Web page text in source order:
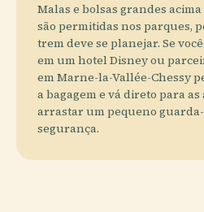
Malas e bolsas grandes acima
são permitidas nos parques,
trem deve se planejar. Se
em um hotel Disney ou
em Marne-la-Vallée-Chessy
a bagagem e vá direto para as
arrastar um pequeno
segurança.